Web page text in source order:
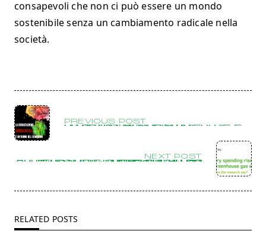
consapevoli che non ci può essere un mondo
sostenibile senza un cambiamento radicale nella
società.
PREVIOUS POST
La devastazione ambientale è un’arma del sionismo
NEXT POST
Aumento delle spese militari ed emissioni climalteranti: cosa dice la ricerca?
RELATED POSTS